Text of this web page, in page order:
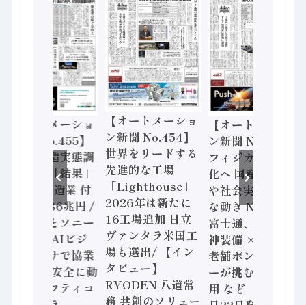
【オートメーショ
ン新聞 No.455】
「経済構造実態調
査二次集計結果」
2024年製造業 付
加価値額86兆円 /
三菱電機とソニー
セミコン AIビジ
ョンセンサで協業
/ IDEC、安全に動
かすセーフティコ
【オートメーショ
ン新聞 No.454】
世界をリードする
先進的な工場
「Lighthouse」
2026年は新たに
16工場追加 日立
ヴァンタラ米国工
場も選出/ 【イン
タビュー】
RYODEN 八道常
務 共創のソリュー
【オートメーショ
ン新聞 No.453】
フィジカルAI本格
化へ 国産AI開発
や社会実装に活発
な動き Noetra、
富士通、日立 / 兵
神装備 × HMS、
老舗ポンプメーカ
ーが挑むデータ活
用 など（2026年7